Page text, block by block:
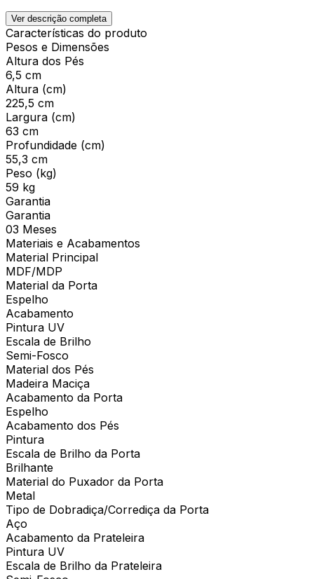
Ver descrição completa
Características do produto
Pesos e Dimensões
Altura dos Pés
6,5 cm
Altura (cm)
225,5 cm
Largura (cm)
63 cm
Profundidade (cm)
55,3 cm
Peso (kg)
59 kg
Garantia
Garantia
03 Meses
Materiais e Acabamentos
Material Principal
MDF/MDP
Material da Porta
Espelho
Acabamento
Pintura UV
Escala de Brilho
Semi-Fosco
Material dos Pés
Madeira Maciça
Acabamento da Porta
Espelho
Acabamento dos Pés
Pintura
Escala de Brilho da Porta
Brilhante
Material do Puxador da Porta
Metal
Tipo de Dobradiça/Corrediça da Porta
Aço
Acabamento da Prateleira
Pintura UV
Escala de Brilho da Prateleira